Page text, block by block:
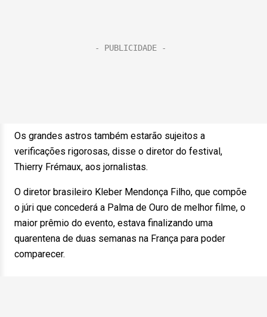
Os grandes astros também estarão sujeitos a
verificações rigorosas, disse o diretor do festival,
Thierry Frémaux, aos jornalistas.
O diretor brasileiro Kleber Mendonça Filho, que compõe
o júri que concederá a Palma de Ouro de melhor filme, o
maior prêmio do evento, estava finalizando uma
quarentena de duas semanas na França para poder
comparecer.